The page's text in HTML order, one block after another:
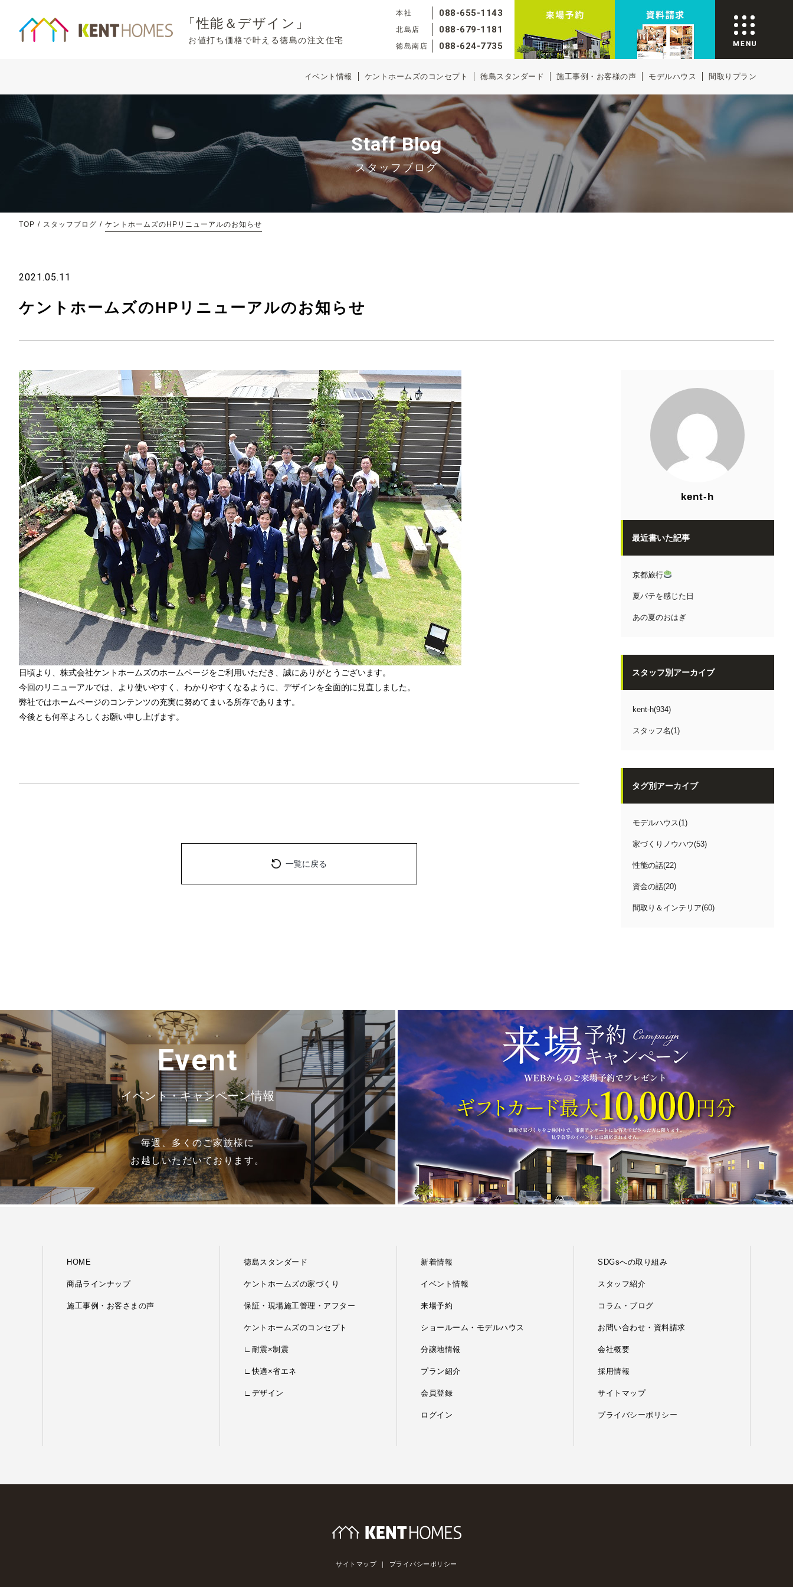
「性能＆デザイン」
お値打ち価格で叶える徳島の注文住宅
本社 088-655-1143
北島店 088-679-1181
徳島南店 088-624-7735
イベント情報 ケントホームズのコンセプト 徳島スタンダード 施工事例・お客様の声 モデルハウス 間取りプラン
スタッフブログ
Staff Blog
TOP スタッフブログ ケントホームズのHPリニューアルのお知らせ
2021.05.11
ケントホームズのHPリニューアルのお知らせ
日頃より、株式会社ケントホームズのホームページをご利用いただき、誠にありがとうございます。
今回のリニューアルでは、より使いやすく、わかりやすくなるように、デザインを全面的に見直しました。
弊社ではホームページのコンテンツの充実に努めてまいる所存であります。
今後とも何卒よろしくお願い申し上げます。
一覧に戻る
kent-h
最近書いた記事
京都旅行
夏バテを感じた日
あの夏のおはぎ
スタッフ別アーカイブ
kent-h(934)
スタッフ名(1)
タグ別アーカイブ
モデルハウス(1)
家づくりノウハウ(53)
性能の話(22)
資金の話(20)
間取り＆インテリア(60)
Event
イベント・キャンペーン情報
毎週、多くのご家族様に
お越しいただいております。
HOME
商品ラインナップ
施工事例・お客さまの声
徳島スタンダード
ケントホームズの家づくり
保証・現場施工管理・アフター
ケントホームズのコンセプト
∟耐震×制震
∟快適×省エネ
∟デザイン
新着情報
イベント情報
来場予約
ショールーム・モデルハウス
分譲地情報
プラン紹介
会員登録
ログイン
SDGsへの取り組み
スタッフ紹介
コラム・ブログ
お問い合わせ・資料請求
会社概要
採用情報
サイトマップ
プライバシーポリシー
サイトマップ プライバシーポリシー